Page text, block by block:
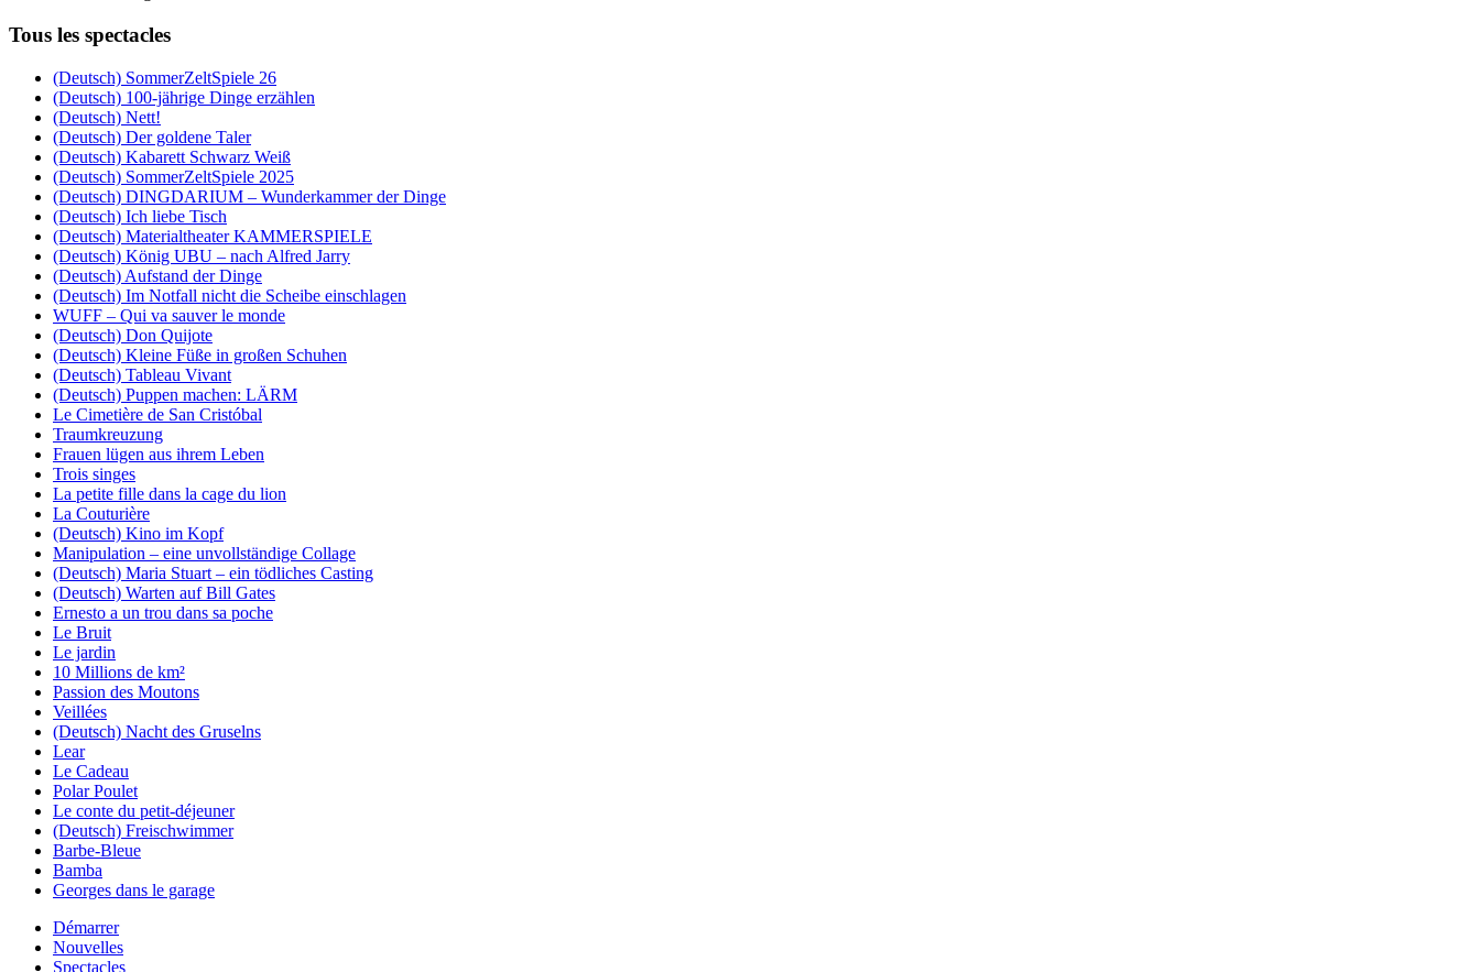
Tous les spectacles
(Deutsch) SommerZeltSpiele 26
(Deutsch) 100-jährige Dinge erzählen
(Deutsch) Nett!
(Deutsch) Der goldene Taler
(Deutsch) Kabarett Schwarz Weiß
(Deutsch) SommerZeltSpiele 2025
(Deutsch) DINGDARIUM – Wunderkammer der Dinge
(Deutsch) Ich liebe Tisch
(Deutsch) Materialtheater KAMMERSPIELE
(Deutsch) König UBU – nach Alfred Jarry
(Deutsch) Aufstand der Dinge
(Deutsch) Im Notfall nicht die Scheibe einschlagen
WUFF – Qui va sauver le monde
(Deutsch) Don Quijote
(Deutsch) Kleine Füße in großen Schuhen
(Deutsch) Tableau Vivant
(Deutsch) Puppen machen: LÄRM
Le Cimetière de San Cristóbal
Traumkreuzung
Frauen lügen aus ihrem Leben
Trois singes
La petite fille dans la cage du lion
La Couturière
(Deutsch) Kino im Kopf
Manipulation – eine unvollständige Collage
(Deutsch) Maria Stuart – ein tödliches Casting
(Deutsch) Warten auf Bill Gates
Ernesto a un trou dans sa poche
Le Bruit
Le jardin
10 Millions de km²
Passion des Moutons
Veillées
(Deutsch) Nacht des Gruselns
Lear
Le Cadeau
Polar Poulet
Le conte du petit-déjeuner
(Deutsch) Freischwimmer
Barbe-Bleue
Bamba
Georges dans le garage
Démarrer
Nouvelles
Spectacles